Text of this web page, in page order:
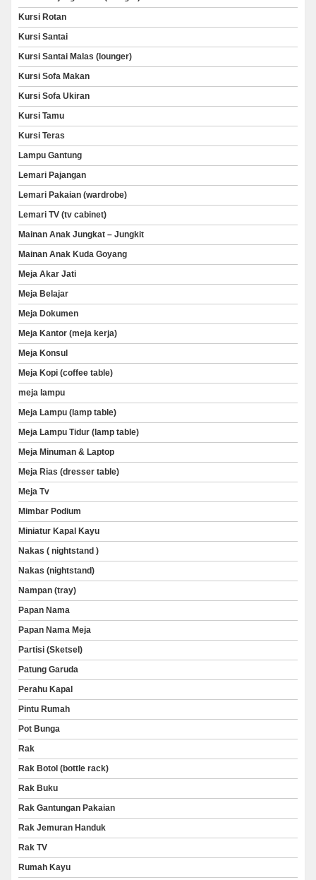
Kursi Rotan
Kursi Santai
Kursi Santai Malas (lounger)
Kursi Sofa Makan
Kursi Sofa Ukiran
Kursi Tamu
Kursi Teras
Lampu Gantung
Lemari Pajangan
Lemari Pakaian (wardrobe)
Lemari TV (tv cabinet)
Mainan Anak Jungkat – Jungkit
Mainan Anak Kuda Goyang
Meja Akar Jati
Meja Belajar
Meja Dokumen
Meja Kantor (meja kerja)
Meja Konsul
Meja Kopi (coffee table)
meja lampu
Meja Lampu (lamp table)
Meja Lampu Tidur (lamp table)
Meja Minuman & Laptop
Meja Rias (dresser table)
Meja Tv
Mimbar Podium
Miniatur Kapal Kayu
Nakas ( nightstand )
Nakas (nightstand)
Nampan (tray)
Papan Nama
Papan Nama Meja
Partisi (Sketsel)
Patung Garuda
Perahu Kapal
Pintu Rumah
Pot Bunga
Rak
Rak Botol (bottle rack)
Rak Buku
Rak Gantungan Pakaian
Rak Jemuran Handuk
Rak TV
Rumah Kayu